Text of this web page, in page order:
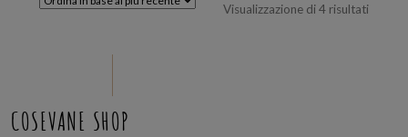
Visualizzazione di 4 risultatiOrdina
COSEVANE SHOP